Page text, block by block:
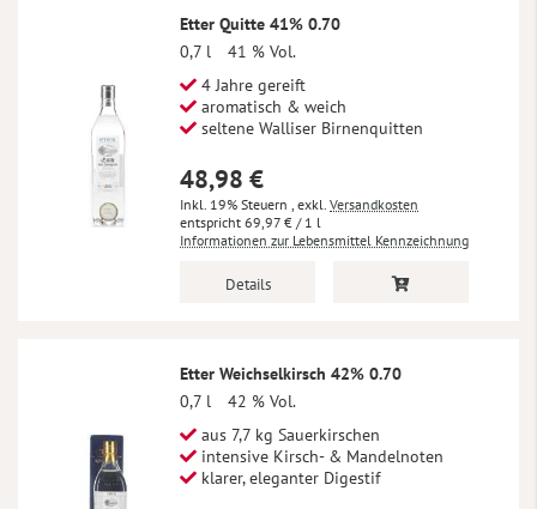
Etter Quitte 41% 0.70
0,7 l
41 % Vol.
4 Jahre gereift
aromatisch & weich
seltene Walliser Birnenquitten
48,98 €
Inkl. 19% Steuern , exkl. Versandkosten
69,97 € / 1 l
Informationen zur Lebensmittel Kennzeichnung
Details
Etter Weichselkirsch 42% 0.70
0,7 l
42 % Vol.
aus 7,7 kg Sauerkirschen
intensive Kirsch- & Mandelnoten
klarer, eleganter Digestif